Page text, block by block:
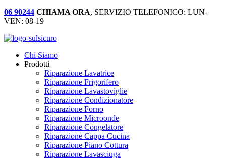
06 90244 CHIAMA ORA, SERVIZIO TELEFONICO: LUN-
VEN: 08-19
Chi Siamo
Prodotti
Riparazione Lavatrice
Riparazione Frigorifero
Riparazione Lavastoviglie
Riparazione Condizionatore
Riparazione Forno
Riparazione Microonde
Riparazione Congelatore
Riparazione Cappa Cucina
Riparazione Piano Cottura
Riparazione Lavasciuga